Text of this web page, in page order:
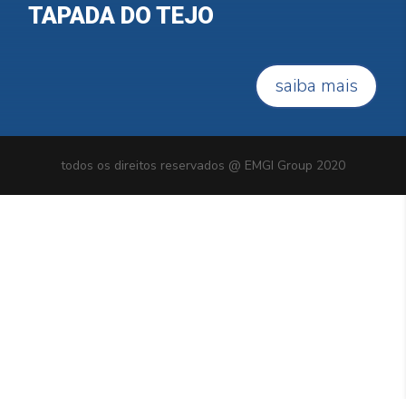
TAPADA DO TEJO
saiba mais
todos os direitos reservados @ EMGI Group 2020